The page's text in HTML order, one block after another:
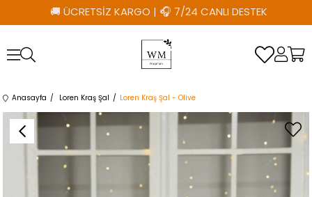
🚚 ÜCRETSİZ KARGO | 🎧 7/24 CANLI DESTEK
Anasayfa Loren Kraş Şal Loren Kraş Şal - Olive